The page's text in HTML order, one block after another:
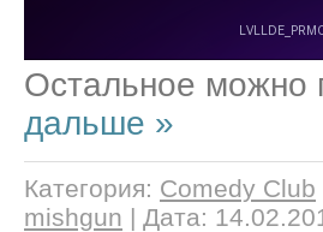
Остальное можно
дальше »
Категория: Comedy Club
mishgun | Дата: